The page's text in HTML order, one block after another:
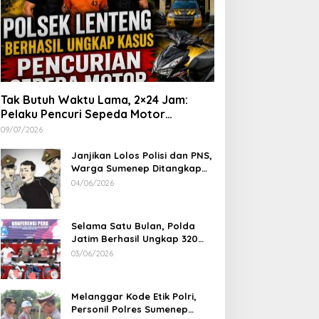
Tak Butuh Waktu Lama, 2×24 Jam:
Pelaku Pencuri Sepeda Motor
Langsung Diringkus Polsek Lenteng di
09/07/2026
Janjikan Lolos Polisi dan PNS,
Warga Sumenep Ditangkap
Polres Sampang, Korban Rugi
04/06/2026
Selama Satu Bulan, Polda
Jatim Berhasil Ungkap 320
Kasus Kejahatan Jalanan, BB
03/06/2026
Melanggar Kode Etik Polri,
Personil Polres Sumenep